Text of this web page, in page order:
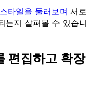
타일을 둘러보며 서로
는지 살펴볼 수 있습니
편집하고 확장